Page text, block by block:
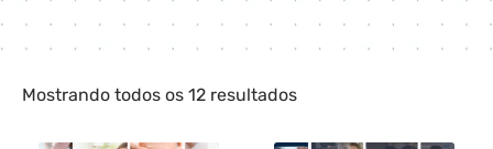
Mostrando todos os 12 resultados